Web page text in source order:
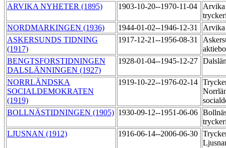
ARVIKA NYHETER (1895)
1903-10-20--1970-11-04
Arvika
NORDMARKINGEN (1936)
1944-01-02--1946-12-31
ASKERSUNDS TIDNING
(1917)
1917-12-21--1956-08-31
BENGTSFORSTIDNINGEN
DALSLÄNNINGEN (1927)
1928-01-04--1945-12-27
NORRLÄNDSKA
SOCIALDEMOKRATEN
(1919)
1919-10-22--1976-02-14
BOLLNÄSTIDNINGEN (1905) 1930-09-12--1951-06-06
LJUSNAN (1912)
1916-06-14--2006-06-30